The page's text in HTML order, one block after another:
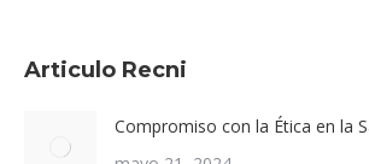
Articulo Recni
Compromiso con la Ética en la